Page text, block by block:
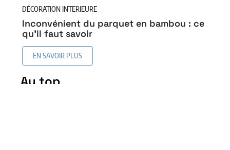
DÉCORATION INTERIEURE
Inconvénient du parquet en bambou : ce
qu’il faut savoir
EN SAVOIR PLUS
Au top